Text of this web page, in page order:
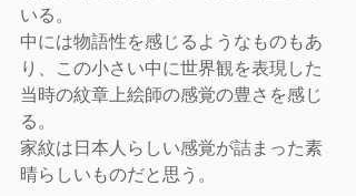
いる。
中には物語性を感じるようなものもあ
り、この小さい中に世界観を表現した
当時の紋章上絵師の感覚の豊さを感じ
る。
家紋は日本人らしい感覚が詰まった素
晴らしいものだと思う。